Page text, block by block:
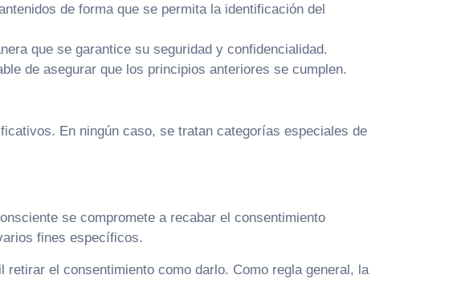
de forma que se permita la identificación del
que se garantice su seguridad y confidencialidad.
de asegurar que los principios anteriores se cumplen.
En ningún caso, se tratan categorías especiales de
se compromete a recabar el consentimiento
fines específicos.
el consentimiento como darlo. Como regla general, la